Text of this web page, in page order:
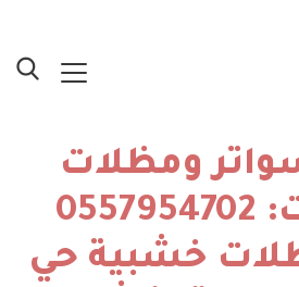
ومظلات
الدمام ت: 0557954702
خشبية حي